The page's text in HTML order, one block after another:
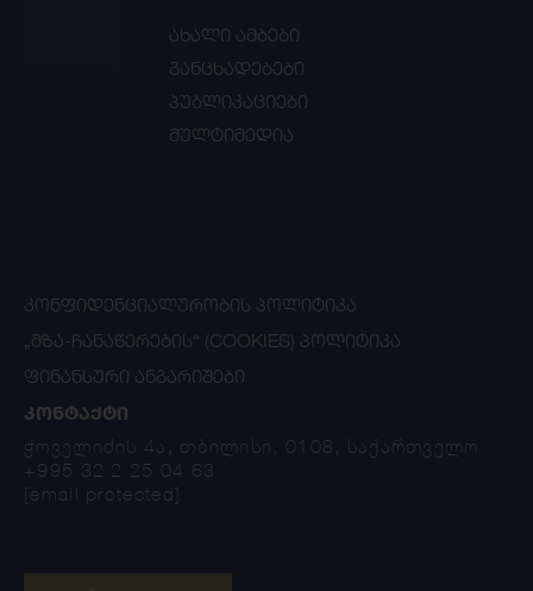
ახალი ამბები
განცხადებები
პუბლიკაციები
მულტიმედია
ᲙᲝᲜᲤᲘᲓᲔᲜᲪᲘᲐᲚᲣᲠᲝᲑᲘᲡ ᲞᲝᲚᲘᲢᲘᲙᲐ
„ᲛᲖᲐ-ᲩᲐᲜᲐᲬᲔᲠᲔᲑᲘᲡ“ (COOKIES) ᲞᲝᲚᲘᲢᲘᲙᲐ
ᲤᲘᲜᲐᲜᲡᲣᲠᲘ ᲐᲜᲒᲐᲠᲘᲨᲔᲑᲘ
ᲙᲝᲜᲢᲐᲥᲢᲘ
ჭოველიძის 4ა, თბილისი, 0108, საქართველო
+995 32 2 25 04 63
[email protected]